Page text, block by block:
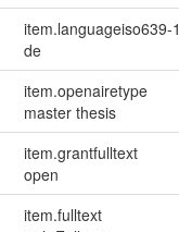
item.languageiso639-1
de
item.openairetype
master thesis
item.grantfulltext
open
item.fulltext